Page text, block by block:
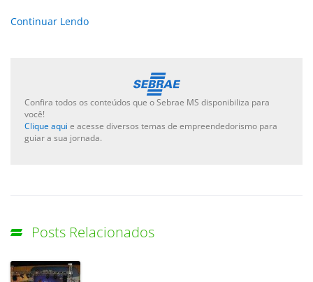
Continuar Lendo
Confira todos os conteúdos que o Sebrae MS disponibiliza para
você!
Clique aqui e acesse diversos temas de empreendedorismo para
guiar a sua jornada.
Posts Relacionados